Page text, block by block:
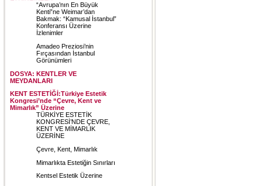
“Avrupa’nın En Büyük
Kenti”ne Weimar’dan
Bakmak: “Kamusal İstanbul”
Konferansı Üzerine
İzlenimler
Amadeo Preziosi’nin
Fırçasından İstanbul
Görünümleri
DOSYA: KENTLER VE
MEYDANLARI
KENT ESTETİĞİ:Türkiye Estetik
Kongresi’nde “Çevre, Kent ve
Mimarlık” Üzerine
TÜRKİYE ESTETİK
KONGRESİ’NDE ÇEVRE,
KENT VE MİMARLIK
ÜZERİNE
Çevre, Kent, Mimarlık
Mimarlıkta Estetiğin Sınırları
Kentsel Estetik Üzerine